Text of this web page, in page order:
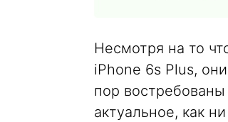
Несмотря на то
iPhone 6s Plus,
пор
актуальное, как